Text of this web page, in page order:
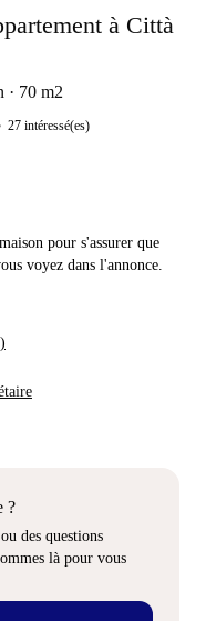
à Città
70 m2
27 intéressé(es)
pour s'assurer que
voyez dans l'annonce.
?
des questions
là pour vous